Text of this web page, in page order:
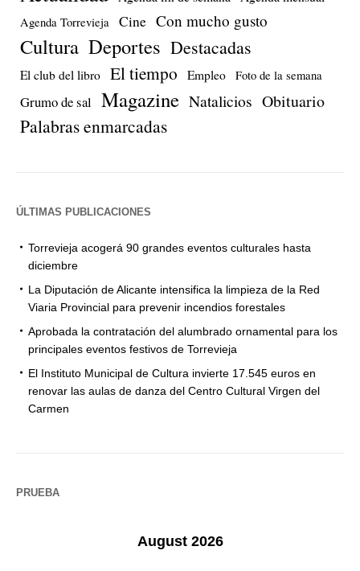
Agenda Torrevieja Cine Con mucho gusto
Cultura Deportes Destacadas
El club del libro El tiempo Empleo Foto de la semana
Grumo de sal Magazine Natalicios Obituario
Palabras enmarcadas
ÚLTIMAS PUBLICACIONES
Torrevieja acogerá 90 grandes eventos culturales hasta
diciembre
La Diputación de Alicante intensifica la limpieza de la Red
Viaria Provincial para prevenir incendios forestales
Aprobada la contratación del alumbrado ornamental para los
principales eventos festivos de Torrevieja
El Instituto Municipal de Cultura invierte 17.545 euros en
renovar las aulas de danza del Centro Cultural Virgen del
Carmen
PRUEBA
August 2026